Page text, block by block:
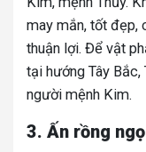
may mắn, tốt đẹp,
thuận lợi. Để vật
tại hướng Tây
người mệnh Kim.
3. Ấn rồng